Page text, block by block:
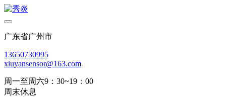
广东省广州市
13650730995
xiuyansensor@163.com
周一至周六9：30~19：00
周末休息